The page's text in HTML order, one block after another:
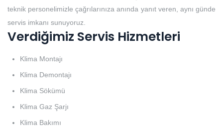
teknik personelimizle çağrılarınıza anında yanıt veren, aynı günde
servis imkanı sunuyoruz.
Verdiğimiz Servis Hizmetleri
Klima Montajı
Klima Demontajı
Klima Sökümü
Klima Gaz Şarjı
Klima Bakımı